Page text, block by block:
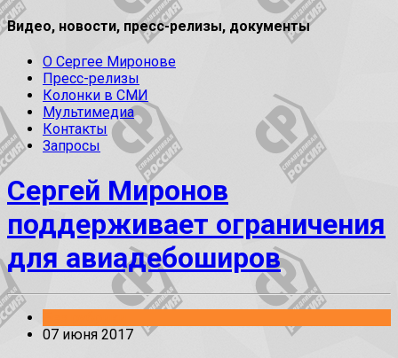
Видео, новости, пресс-релизы, документы
О Сергее Миронове
Пресс-релизы
Колонки в СМИ
Мультимедиа
Контакты
Запросы
Сергей Миронов
поддерживает ограничения
для авиадебоширов
07 июня 2017